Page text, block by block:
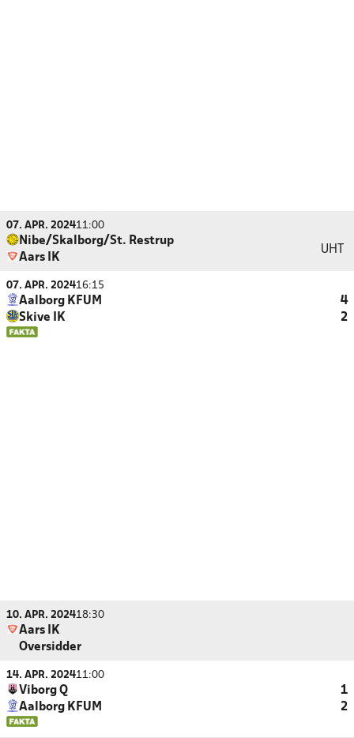
07. APR. 202411:00
Nibe/Skalborg/St. Restrup
Aars IK
UHT
07. APR. 202416:15
Aalborg KFUM
4
Skive IK
2
10. APR. 202418:30
Aars IK
Oversidder
14. APR. 202411:00
Viborg Q
1
Aalborg KFUM
2